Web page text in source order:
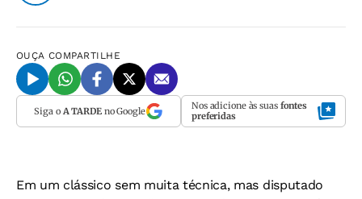
OUÇA COMPARTILHE
Siga o A TARDEno Google Nos adicione às suas fontes
preferidas
Em um clássico sem muita técnica, mas disputado